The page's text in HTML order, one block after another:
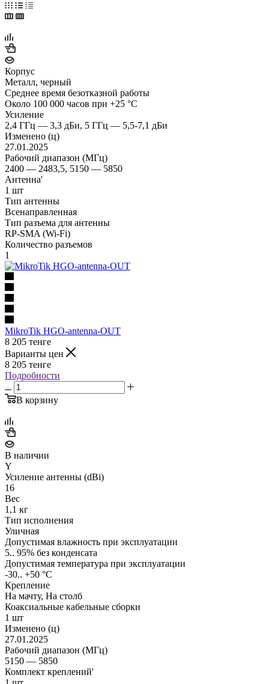
Корпус
Металл, черный
Среднее время безотказной работы
Около 100 000 часов при +25 °C
Усиление
2,4 ГГц — 3,3 дБи, 5 ГГц — 5,5-7,1 дБи
Изменено (ц)
27.01.2025
Рабочий диапазон (МГц)
2400 — 2483,5, 5150 — 5850
Антенна'
1 шт
Тип антенны
Всенаправленная
Тип разъема для антенны
RP-SMA (Wi-Fi)
Количество разъемов
1
MikroTik HGO-antenna-OUT
8 205 тенге
Варианты цен
8 205 тенге
Подробности
В корзину
В наличии
Y
Усиление антенны (dBi)
16
Вес
1,1 кг
Тип исполнения
Уличная
Допустимая влажность при эксплуатации
5.. 95% без конденсата
Допустимая температура при эксплуатации
-30.. +50 °C
Крепление
На мачту, На столб
Коаксиальные кабельные сборки
1 шт
Изменено (ц)
27.01.2025
Рабочий диапазон (МГц)
5150 — 5850
Комплект креплений'